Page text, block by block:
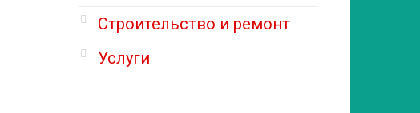
Строительство и ремонт
Услуги